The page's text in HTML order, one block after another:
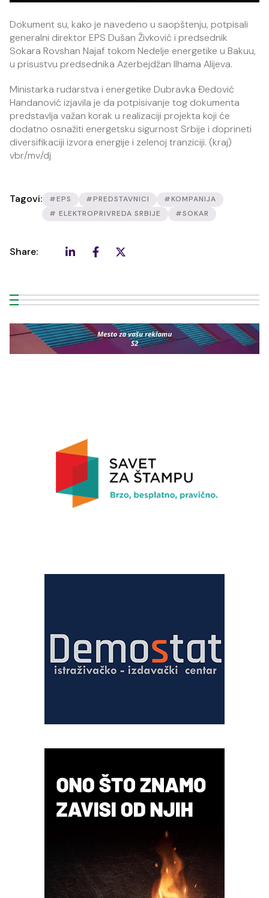
Dokument su, kako je navedeno u saopštenju, potpisali
generalni direktor EPS Dušan Živković i predsednik
Sokara Rovshan Najaf tokom Nedelje energetike u Bakuu,
u prisustvu predsednika Azerbejdžan Ilhama Alijeva.
Ministarka rudarstva i energetike Dubravka Đedović
Handanović izjavila je da potpisivanje tog dokumenta
predstavlja važan korak u realizaciji projekta koji će
dodatno osnažiti energetsku sigurnost Srbije i doprineti
diversifikaciji izvora energije i zelenoj tranziciji. (kraj)
vbr/mv/dj
Tagovi: #EPS #PREDSTAVNICI
#KOMPANIJA
# ELEKTROPRIVREDA SRBIJE
#SOKAR
Share: